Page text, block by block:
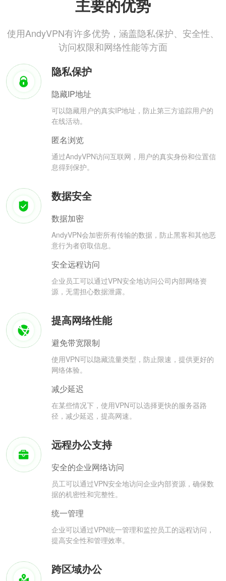
主要的优势
使用AndyVPN有许多优势，涵盖隐私保护、安全性、
访问权限和网络性能等方面
隐私保护
隐藏IP地址
可以隐藏用户的真实IP地址，防止第三方追踪用户的
在线活动。
匿名浏览
通过AndyVPN访问互联网，用户的真实身份和位置信
息得到保护。
数据安全
数据加密
AndyVPN会加密所有传输的数据，防止黑客和其他恶
意行为者窃取信息。
安全远程访问
企业员工可以通过VPN安全地访问公司内部网络资
源，无需担心数据泄露。
提高网络性能
避免带宽限制
使用VPN可以隐藏流量类型，防止限速，提供更好的
网络体验。
减少延迟
在某些情况下，使用VPN可以选择更快的服务器路
径，减少延迟，提高网速。
远程办公支持
安全的企业网络访问
员工可以通过VPN安全地访问企业内部资源，确保数
据的机密性和完整性。
统一管理
企业可以通过VPN统一管理和监控员工的远程访问，
提高安全性和管理效率。
跨区域办公